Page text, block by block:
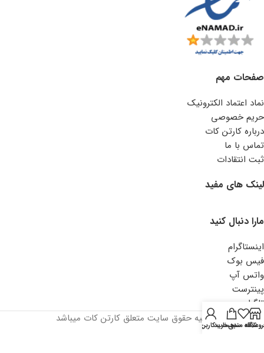
صفحات مهم
نماد اعتماد الکترونیک
حریم خصوصی
درباره کارتن کات
تماس با ما
ثبت انتقادات
لینک های مفید
مارا دنبال کنید
اینستاگرام
فیس بوک
واتس آپ
پینترست
تلگرام
کلیه حقوق سایت متعلق کارتن کات میباشد
علاقه مندیسبد خرید
حساب کاربری من